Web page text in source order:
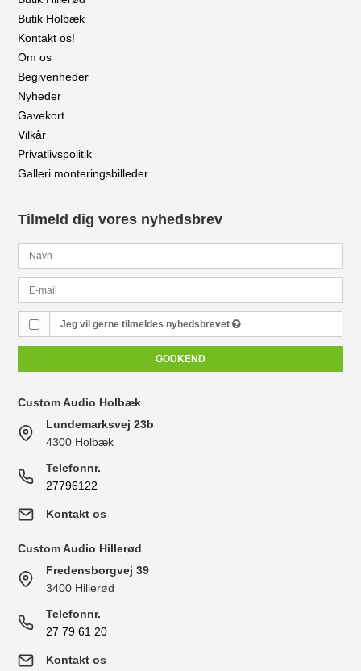
Butik Holbæk
Kontakt os!
Om os
Begivenheder
Nyheder
Gavekort
Vilkår
Privatlivspolitik
Galleri monteringsbilleder
Tilmeld dig vores nyhedsbrev
Jeg vil gerne tilmeldes nyhedsbrevet
GODKEND
Custom Audio Holbæk
Lundemarksvej 23b
4300 Holbæk
Telefonnr.
27796122
Kontakt os
Custom Audio Hillerød
Fredensborgvej 39
3400 Hillerød
Telefonnr.
27 79 61 20
Kontakt os